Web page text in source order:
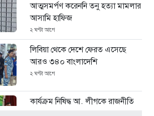
আত্মসমর্পণ করেননি তনু হত্যা মামলার
আসামি হাফিজ
২ ঘণ্টা আগে
লিবিয়া থেকে দেশে ফেরত এসেছে
আরও ৩৪০ বাংলাদেশি
২ ঘণ্টা আগে
কার্যক্রম নিষিদ্ধ আ. লীগকে রাজনীতি